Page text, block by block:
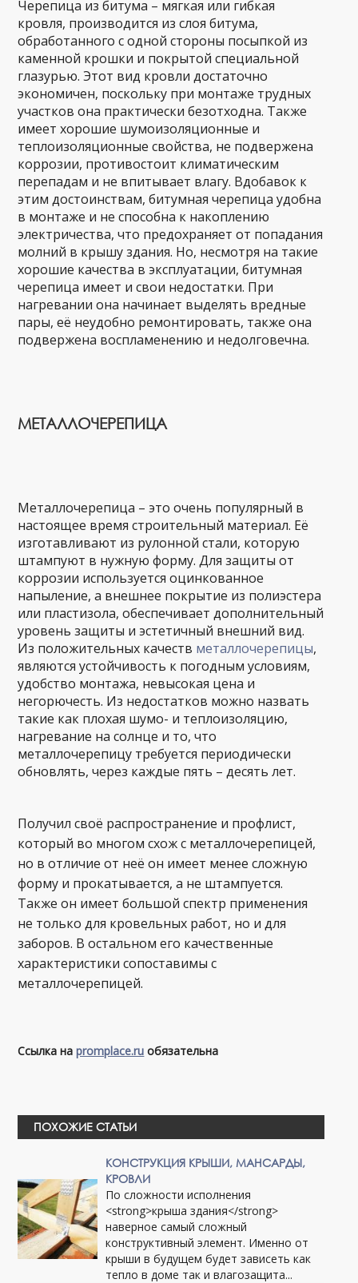
Черепица из битума – мягкая или гибкая
кровля, производится из слоя битума,
обработанного с одной стороны посыпкой из
каменной крошки и покрытой специальной
глазурью. Этот вид кровли достаточно
экономичен, поскольку при монтаже трудных
участков она практически безотходна. Также
имеет хорошие шумоизоляционные и
теплоизоляционные свойства, не подвержена
коррозии, противостоит климатическим
перепадам и не впитывает влагу. Вдобавок к
этим достоинствам, битумная черепица удобна
в монтаже и не способна к накоплению
электричества, что предохраняет от попадания
молний в крышу здания. Но, несмотря на такие
хорошие качества в эксплуатации, битумная
черепица имеет и свои недостатки. При
нагревании она начинает выделять вредные
пары, её неудобно ремонтировать, также она
подвержена воспламенению и недолговечна.
МЕТАЛЛОЧЕРЕПИЦА
Металлочерепица – это очень популярный в
настоящее время строительный материал. Её
изготавливают из рулонной стали, которую
штампуют в нужную форму. Для защиты от
коррозии используется оцинкованное
напыление, а внешнее покрытие из полиэстера
или пластизола, обеспечивает дополнительный
уровень защиты и эстетичный внешний вид.
Из положительных качеств металлочерепицы,
являются устойчивость к погодным условиям,
удобство монтажа, невысокая цена и
негорючесть. Из недостатков можно назвать
такие как плохая шумо- и теплоизоляцию,
нагревание на солнце и то, что
металлочерепицу требуется периодически
обновлять, через каждые пять – десять лет.
Получил своё распространение и профлист,
который во многом схож с металлочерепицей,
но в отличие от неё он имеет менее сложную
форму и прокатывается, а не штампуется.
Также он имеет большой спектр применения
не только для кровельных работ, но и для
заборов. В остальном его качественные
характеристики сопоставимы с
металлочерепицей.
Ссылка наpromplace.ru обязательна
ПОХОЖИЕ СТАТЬИ
КОНСТРУКЦИЯ КРЫШИ, МАНСАРДЫ,
КРОВЛИ
По сложности исполнения
<strong>крыша здания</strong>
наверное самый сложный
конструктивный элемент. Именно от
крыши в будущем будет зависеть как
тепло в доме так и влагозащита...